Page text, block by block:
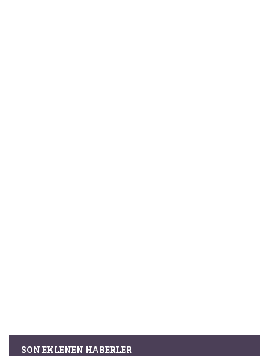
SON EKLENEN HABERLER